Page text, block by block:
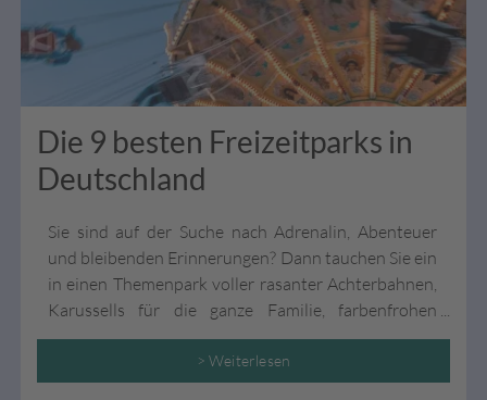
Die 9 besten Freizeitparks in
Deutschland
Sie sind auf der Suche nach Adrenalin, Abenteuer
und bleibenden Erinnerungen? Dann tauchen Sie ein
in einen Themenpark voller rasanter Achterbahnen,
Karussells für die ganze Familie, farbenfrohen
Attraktionen und vielseitigen Shows. Als Ihre
Reiseexperten kennen wie die Top 9 Freizeitparks in
Deutschland, die jedem Geschmack gerecht werden.
> Weiterlesen